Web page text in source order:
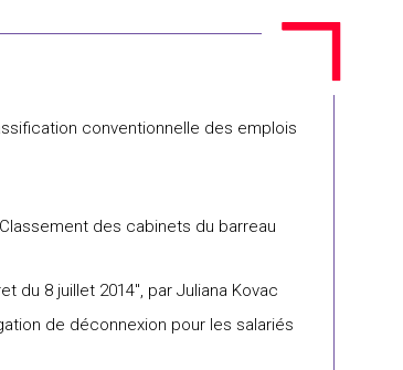
conventionnelle des emplois
des cabinets du barreau
du 8 juillet 2014", par Juliana Kovac
de déconnexion pour les salariés